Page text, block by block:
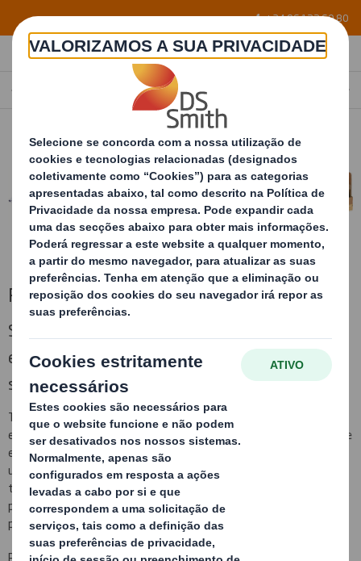
Skip to main content +34 96 122 60 80
PT
Produtos
Somos capazes de projetar a solução de
embalagem sob medida para qualquer um dos
seus produtos
Trabalhamos sob medida, seja qual for a sua necessidade,
encarregando-nos de realizar um estudo para que o seu produto se
embale com os materiais adequados y, dessa maneira, poder obter
uma maior economia nos custos totais. Este conceito se aplica em
toda a cadeia de produção, desde o desenho dos elementos de
proteção do seu produto até o desenvolvimento da embalagem
para armazenagem e transporte.
Para isso contamos com uma equipa altamente qualificada e o